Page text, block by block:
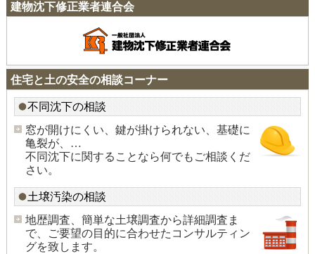
建物沈下修正業者連合会
住宅と土の安全の相談コーナー
不同沈下の相談
窓が開けにくい、鍵が掛けられない、基礎に
亀裂が、…
不同沈下に関することなら何でもご相談くだ
さい。
土壌汚染の相談
地歴調査、簡単な土壌調査から詳細調査ま
で、ご要望の目的に合わせたコンサルティン
グを致します。